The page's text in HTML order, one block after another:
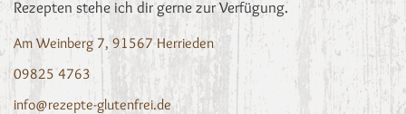
Rezepten stehe ich dir gerne zur Verfügung.
Am Weinberg 7, 91567 Herrieden
09825 4763
info@rezepte-glutenfrei.de